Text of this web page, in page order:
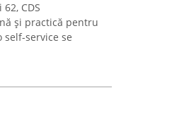
CDS
și practică pentru
service se